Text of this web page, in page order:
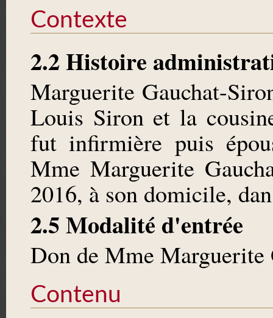
Contexte
2.2 Histoire
Marguerite Gauchat-
Louis Siron et la
fut infirmière puis
Mme Marguerite
2016, à son domicile,
2.5 Modalité d'entrée
Don de Mme Marguerite
Contenu